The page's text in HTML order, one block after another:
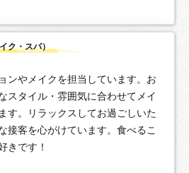
ク・スパ）
ンやメイクを担当しています。お
スタイル・雰囲気に合わせてメイ
す。リラックスしてお過ごしいた
接客を心がけています。食べるこ
きです！